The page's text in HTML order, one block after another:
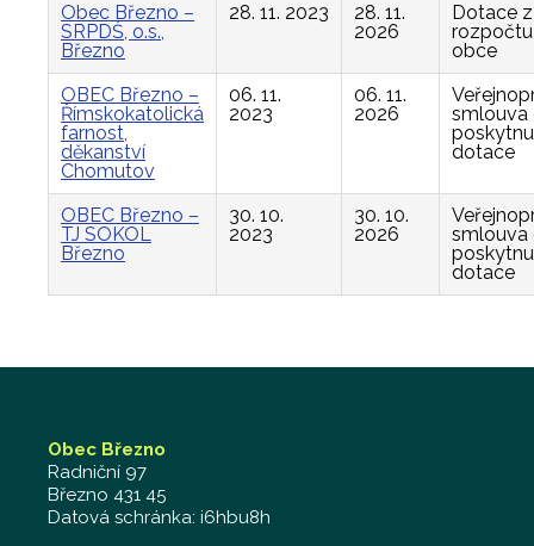
Obec Březno –
SRPDŠ, o.s.,
Březno
28. 11. 2023
28. 11.
2026
Dotace z
rozpočtu
obce
OBEC Březno –
Římskokatolická
farnost,
děkanství
Chomutov
06. 11.
2023
06. 11.
2026
smlouva
dotace
OBEC Březno –
TJ SOKOL
Březno
30. 10.
2023
30. 10.
2026
smlouva
dotace
Obec Březno
Radniční 97
Březno 431 45
Datová schránka: i6hbu8h